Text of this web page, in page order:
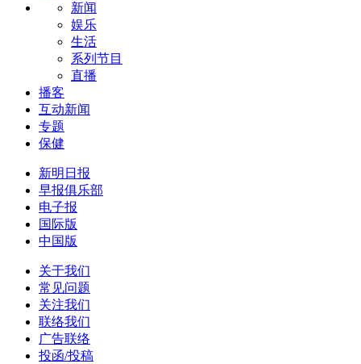
新闻
娱乐
生活
系列节目
直播
播客
互动新闻
专题
保健
新明日报
早报俱乐部
电子报
国际版
中国版
关于我们
常见问题
关注我们
联络我们
广告联络
投函/投稿